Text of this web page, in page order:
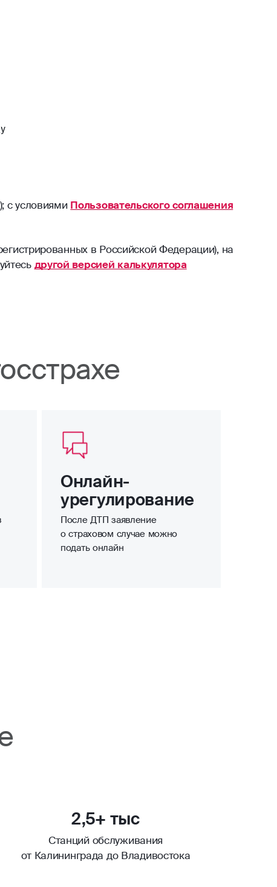
с условиями Пользовательского соглашения
в Российской Федерации), на
другой версией калькулятора
Онлайн-
урегулирование
После ДТП заявление
о страховом случае можно
подать онлайн
2,5+ тыс
Станций обслуживания
от Калининграда до Владивостока